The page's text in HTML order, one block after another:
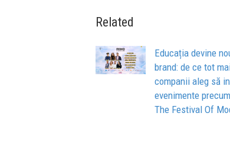
Related
Educația devine
brand: de ce tot
companii aleg să
evenimente
The Festival Of